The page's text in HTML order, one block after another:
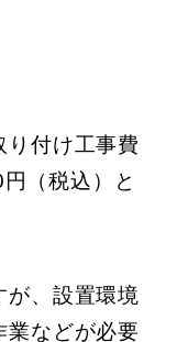
り付け工事費
（税込）と
が、設置環境
業などが必要